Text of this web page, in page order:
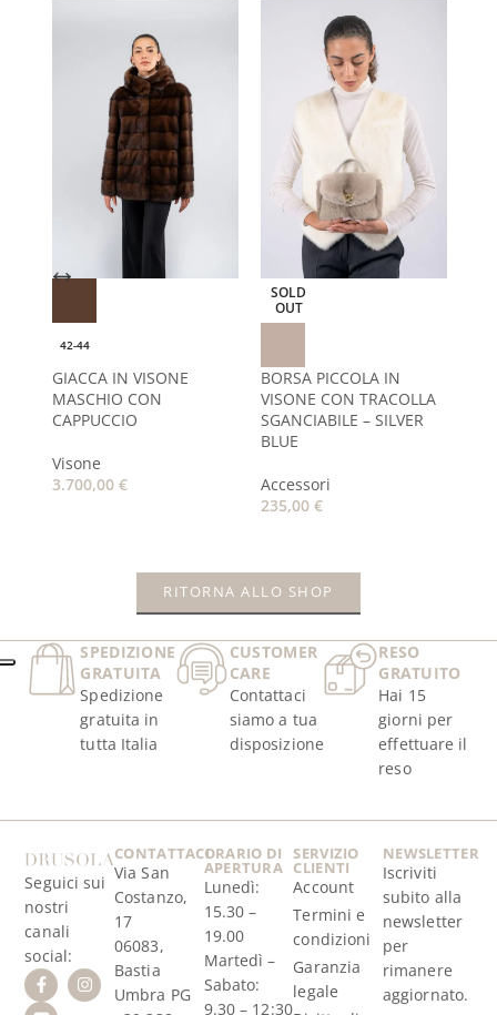
42-44
GIACCA IN VISONE
MASCHIO CON
CAPPUCCIO
Visone
3.700,00 €
SOLD
OUT
BORSA PICCOLA IN
VISONE CON TRACOLLA
SGANCIABILE – SILVER
BLUE
Accessori
235,00€
RITORNA ALLO SHOP
SPEDIZIONE
GRATUITA
Spedizione
gratuita in
tutta Italia
CUSTOMER
CARE
Contattaci
siamo a tua
disposizione
RESO
GRATUITO
Hai 15
giorni per
effettuare il
reso
Seguici sui
nostri
canali
social:
CONTATTACI
Via San
Costanzo,
17
06083,
Bastia
Umbra PG
ORARIO DI
APERTURA
Lunedì:
15.30 –
19.00
Martedì –
Sabato:
9.30 – 12:30
SERVIZIO
CLIENTI
Account
Termini e
condizioni
Garanzia
legale
NEWSLETTER
Iscriviti
subito alla
newsletter
per
rimanere
aggiornato.